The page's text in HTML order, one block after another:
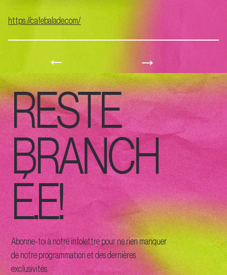
https://cafebalade.com/
← →
RESTE
BRANCH
É.E!
Abonne-toi à notre infolettre pour ne rien manquer
de notre programmation et des dernières
exclusivités.